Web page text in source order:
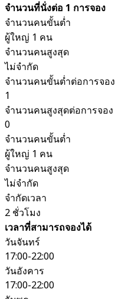
จำนวนที่นั่งต่อ 1 การจอง
จำนวนคนขั้นต่ำ
ผู้ใหญ่ 1 คน
จำนวนคนสูงสุด
ไม่จำกัด
จำนวนคนขั้นต่ำต่อการจอง
1
จำนวนคนสูงสุดต่อการจอง
0
จำนวนคนขั้นต่ำ
ผู้ใหญ่ 1 คน
จำนวนคนสูงสุด
ไม่จำกัด
จำกัดเวลา
2 ชั่วโมง
เวลาที่สามารถจองได้
วันจันทร์
17:00-22:00
วันอังคาร
17:00-22:00